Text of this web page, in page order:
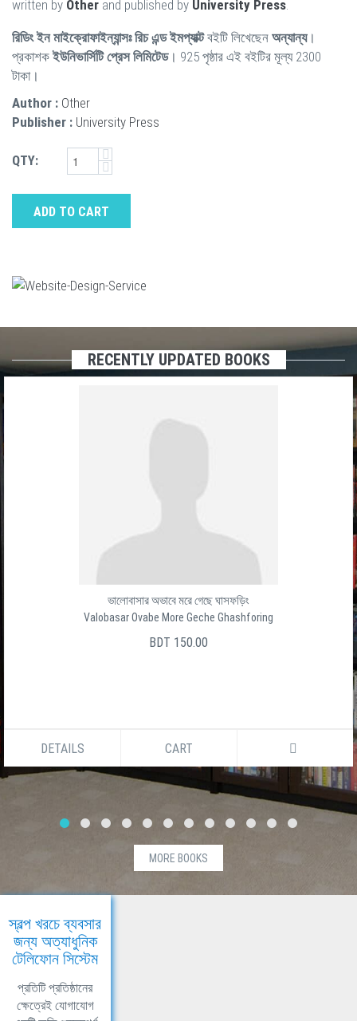
written by Other and published by University Press
রিডিং ইন মাইক্রোফাইন্যান্সঃ রিচ এন্ড ইমপ্যাক্টবইটি লিখেছেন অন্যান্য।
প্রকাশকইউনিভার্সিটি প্রেস লিমিটেড। 925 পৃষ্ঠার এই বইটির মূল্য 2300
টাকা।
Author : Other
Publisher : University Press
QTY:
ADD TO CART
RECENTLY UPDATED BOOKS
ভালোবাসার অভাবে মরে গেছে ঘাসফড়িং
Valobasar Ovabe More Geche Ghashforing
BDT 150.00
DETAILS CART
MORE BOOKS
স্বল্প খরচে ব্যবসার
জন্য অত্যাধুনিক
টেলিফোন সিস্টেম
প্রতিটি প্রতিষ্ঠানের
ক্ষেত্রেই যোগাযোগ